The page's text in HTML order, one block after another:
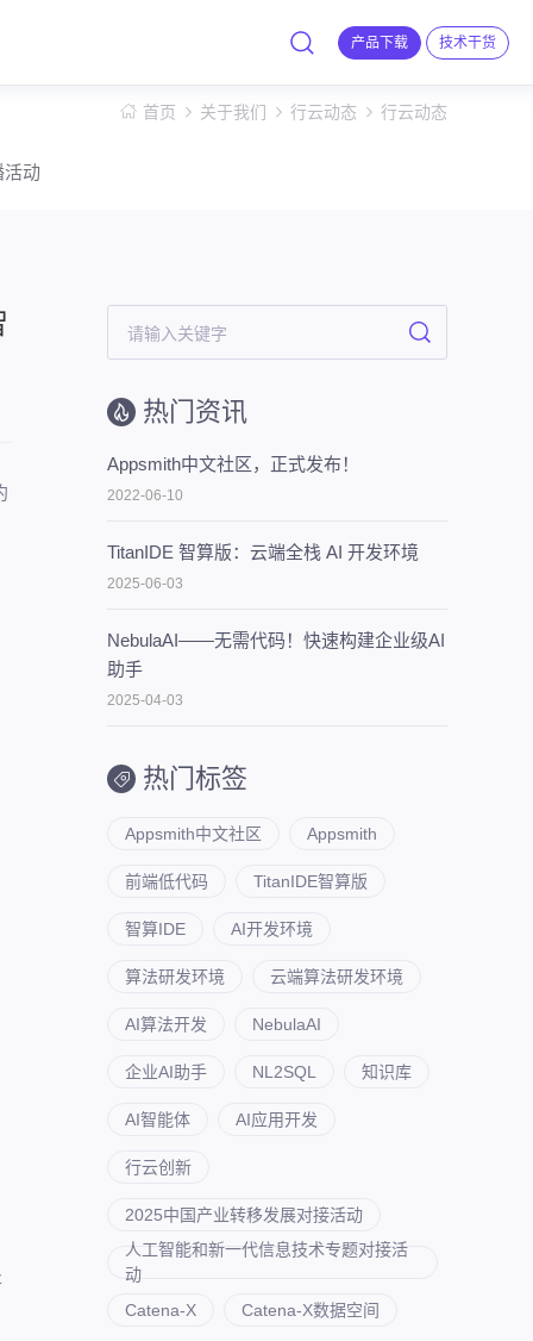
产品下载 技术干货
首页 关于我们 行云动态 行云动态
活动
热门资讯
Appsmith中文社区，正式发布！
2022-06-10
TitanIDE 智算版：云端全栈 AI 开发环境
2025-06-03
NebulaAI——无需代码！快速构建企业级AI
助手
2025-04-03
热门标签
Appsmith中文社区 Appsmith
前端低代码 TitanIDE智算版
智算IDE AI开发环境
算法研发环境 云端算法研发环境
AI算法开发 NebulaAI
企业AI助手 NL2SQL 知识库
AI智能体 AI应用开发
行云创新
2025中国产业转移发展对接活动
人工智能和新一代信息技术专题对接活
动
Catena-X
Catena-X数据空间